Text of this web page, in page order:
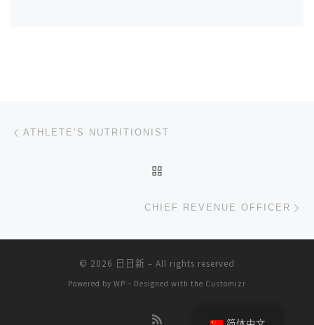
文章导航
ATHLETE’S NUTRITIONIST
CHIEF REVENUE OFFICER
© 2026 日日新 – All rights reserved
Powered by WP – Designed with the Customizr